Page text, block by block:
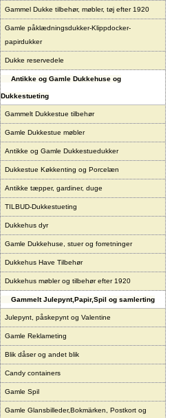
Gammel Dukke tilbehør, møbler, tøj efter 1920
Gamle påklædningsdukker-Klippdocker-
papirdukker
Dukke reservedele
Antikke og Gamle Dukkehuse og
Dukkestueting
Gammelt Dukkestue tilbehør
Gamle Dukkestue møbler
Antikke og Gamle Dukkestuedukker
Dukkestue Køkkenting og Porcelæn
Antikke tæpper, gardiner, duge
TILBUD-Dukkestueting
Dukkehus dyr
Gamle Dukkehuse, stuer og forretninger
Dukkehus Have Tilbehør
Dukkehus møbler og tilbehør efter 1920
Gammelt Julepynt,Papir,Spil og samlerting
Julepynt, påskepynt og Valentine
Gamle Reklameting
Blik dåser og andet blik
Candy containers
Gamle Spil
Gamle Glansbilleder,Bokmärken, Postkort og